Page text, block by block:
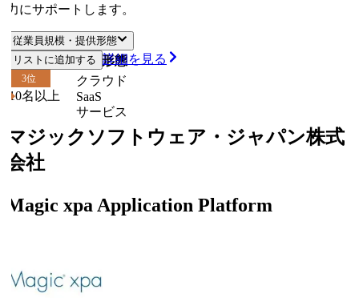
にサポートします。
従業員規模・提供形態
業員規模 提供形態
名以上
クラウド
SaaS
サービス
リストに追加する 詳細を見る
位
ジックソフトウェア・ジャパン株式
社
xpa Application Platform